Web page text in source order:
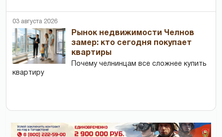
03 августа 2026
Рынок недвижимости Челнов
замер: кто сегодня покупает
квартиры
Почему челнинцам все сложнее купить
квартиру